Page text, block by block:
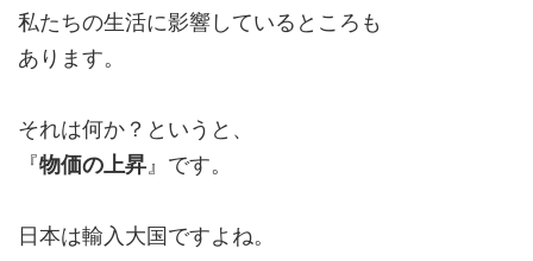
私たちの生活に影響しているところも
あります。
それは何か？というと、
『物価の上昇 』です。
日本は輸入大国ですよね。